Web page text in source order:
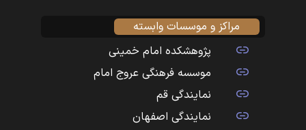
مراکز و موسسات وابسته
پژوهشکده امام خمینی
موسسه فرهنگی عروج امام
نمایندگی قم
نمایندگی اصفهان